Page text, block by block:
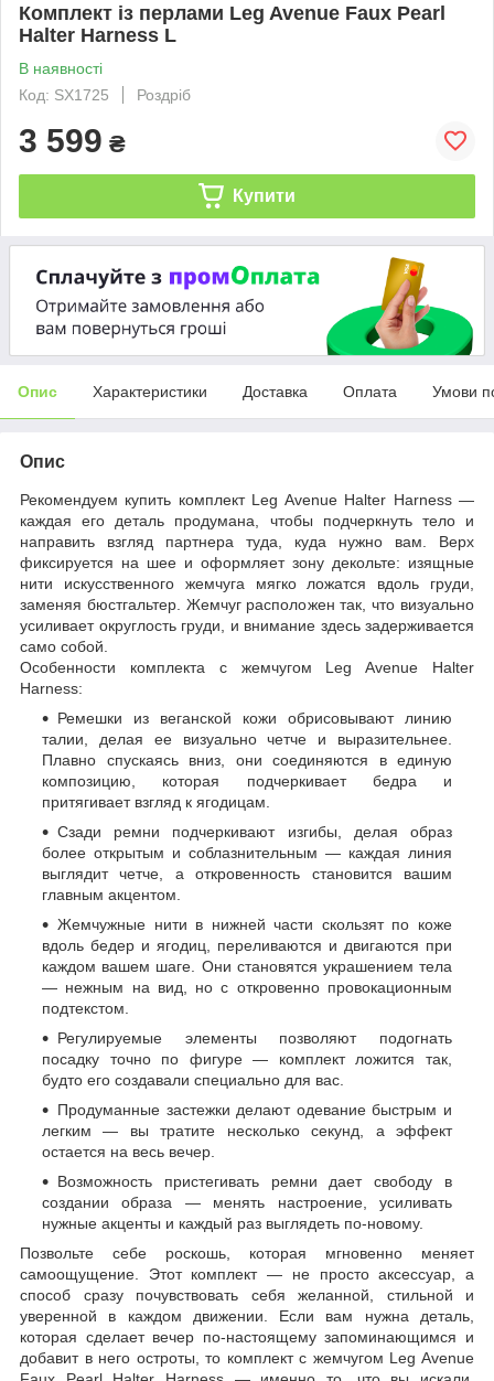
Комплект із перлами Leg Avenue Faux Pearl
Halter Harness L
В наявності
Код: SX1725
Роздріб
3 599 ₴
Купити
Опис Характеристики Доставка Оплата Умови
Опис
Рекомендуем купить комплект Leg Avenue Halter Harness —
каждая его деталь продумана, чтобы подчеркнуть тело и
направить взгляд партнера туда, куда нужно вам. Верх
фиксируется на шее и оформляет зону декольте: изящные
нити искусственного жемчуга мягко ложатся вдоль груди,
заменяя бюстгальтер. Жемчуг расположен так, что визуально
усиливает округлость груди, и внимание здесь задерживается
само собой.
Особенности комплекта с жемчугом Leg Avenue Halter
Harness:
Ремешки из веганской кожи обрисовывают линию
талии, делая ее визуально четче и выразительнее.
Плавно спускаясь вниз, они соединяются в единую
композицию, которая подчеркивает бедра и
притягивает взгляд к ягодицам.
Сзади ремни подчеркивают изгибы, делая образ
более открытым и соблазнительным — каждая линия
выглядит четче, а откровенность становится вашим
главным акцентом.
Жемчужные нити в нижней части скользят по коже
вдоль бедер и ягодиц, переливаются и двигаются при
каждом вашем шаге. Они становятся украшением тела
— нежным на вид, но с откровенно провокационным
подтекстом.
Регулируемые элементы позволяют подогнать
посадку точно по фигуре — комплект ложится так,
будто его создавали специально для вас.
Продуманные застежки делают одевание быстрым и
легким — вы тратите несколько секунд, а эффект
остается на весь вечер.
Возможность пристегивать ремни дает свободу в
создании образа — менять настроение, усиливать
нужные акценты и каждый раз выглядеть по-новому.
Позвольте себе роскошь, которая мгновенно меняет
самоощущение. Этот комплект — не просто аксессуар, а
способ сразу почувствовать себя желанной, стильной и
уверенной в каждом движении. Если вам нужна деталь,
которая сделает вечер по-настоящему запоминающимся и
добавит в него остроты, то комплект с жемчугом Leg Avenue